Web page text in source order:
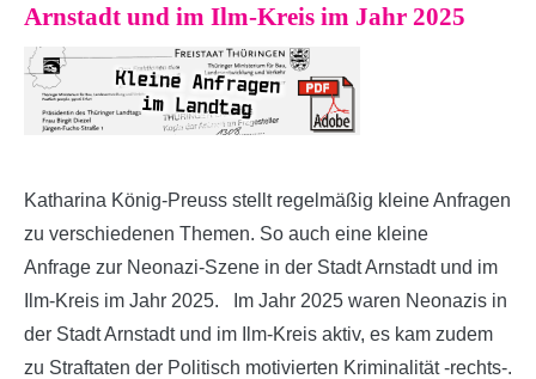
Arnstadt und im Ilm-Kreis im Jahr 2025
Katharina König-Preuss stellt regelmäßig kleine Anfragen
zu verschiedenen Themen. So auch eine kleine
Anfrage zur Neonazi-Szene in der Stadt Arnstadt und im
Ilm-Kreis im Jahr 2025. Im Jahr 2025 waren Neonazis in
der Stadt Arnstadt und im Ilm-Kreis aktiv, es kam zudem
zu Straftaten der Politisch motivierten Kriminalität -rechts-.